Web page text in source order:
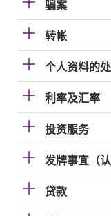
骗案
转帐
个人资料的
利率及汇率
投资服务
发牌事宜（
贷款